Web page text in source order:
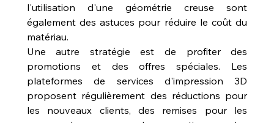
l'utilisation d'une géométrie creuse sont
également des astuces pour réduire le coût du
matériau.
Une autre stratégie est de profiter des
promotions et des offres spéciales. Les
plateformes de services d'impression 3D
proposent régulièrement des réductions pour
les nouveaux clients, des remises pour les